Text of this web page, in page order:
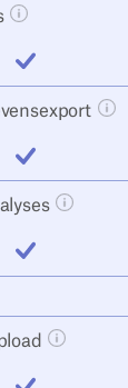
Tooltip knop
inbegrepen
inbegrepen
Tooltip
inbegrepen
Tooltip